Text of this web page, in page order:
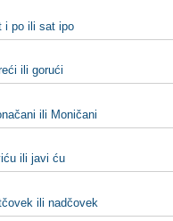
i po ili sat ipo
ili gorući
ili Moničani
ili javi ću
ili nadčovek